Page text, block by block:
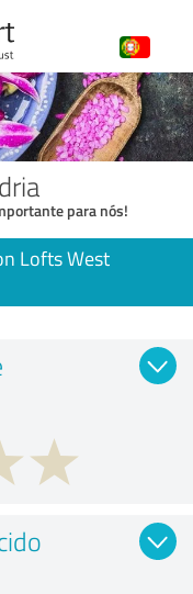
para nós!
Lofts West